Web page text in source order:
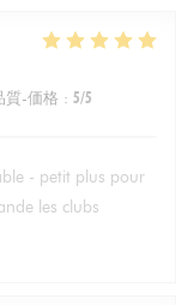
質-価格 : 5/5
- petit plus pour
les clubs